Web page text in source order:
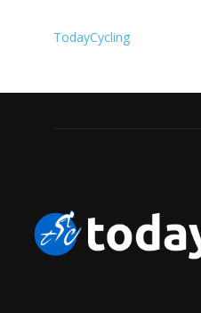
TodayCycling